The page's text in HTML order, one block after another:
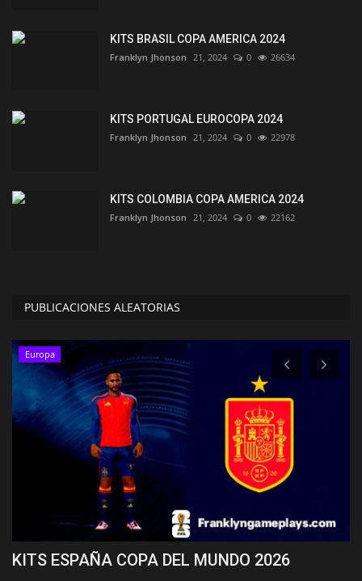
KITS BRASIL COPA AMERICA 2024
Franklyn Jhonson 21, 2024 0 26634
KITS PORTUGAL EUROCOPA 2024
Franklyn Jhonson 21, 2024 0 22978
KITS COLOMBIA COPA AMERICA 2024
Franklyn Jhonson 21, 2024 0 22162
PUBLICACIONES ALEATORIAS
Europa
KITS ESPAÑA COPA DEL MUNDO 2026